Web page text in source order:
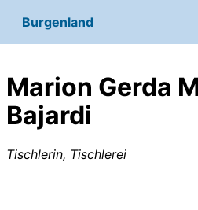
Burgenland
Marion Gerda
Bajardi
Tischlerin, Tischlerei